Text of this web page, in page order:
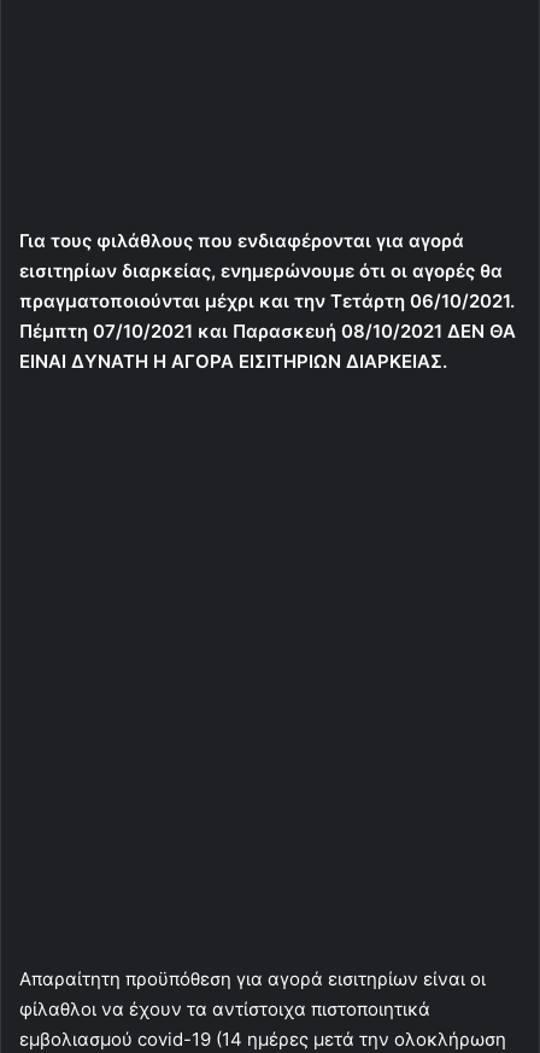
Για τους φιλάθλους που ενδιαφέρονται για αγορά
εισιτηρίων διαρκείας, ενημερώνουμε ότι οι αγορές θα
πραγματοποιούνται μέχρι και την Τετάρτη 06/10/2021.
Πέμπτη 07/10/2021 και Παρασκευή 08/10/2021 ΔΕΝ ΘΑ
ΕΙΝΑΙ ΔΥΝΑΤΗ Η ΑΓΟΡΑ ΕΙΣΙΤΗΡΙΩΝ ΔΙΑΡΚΕΙΑΣ.
Απαραίτητη προϋπόθεση για αγορά εισιτηρίων είναι οι
φίλαθλοι να έχουν τα αντίστοιχα πιστοποιητικά
εμβολιασμού covid-19 (14 ημέρες μετά την ολοκλήρωση